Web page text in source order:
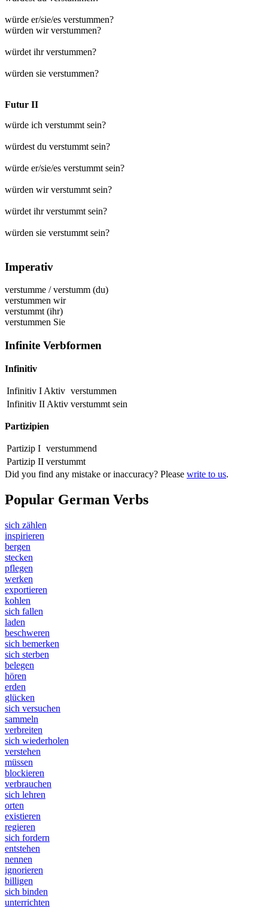
würde er/sie/es verstummen?
würden wir verstummen?
würdet ihr verstummen?
würden sie verstummen?
Futur II
würde ich verstummt sein?
würdest du verstummt sein?
würde er/sie/es verstummt sein?
würden wir verstummt sein?
würdet ihr verstummt sein?
würden sie verstummt sein?
Imperativ
verstumme /verstumm (du)
verstummen wir
verstummt (ihr)
verstummen Sie
Infinite Verbformen
Infinitiv
Infinitiv I Aktiv verstummen
Infinitiv II Aktiv verstummt sein
Partizipien
Partizip I verstummend
Partizip II verstummt
Did you find any mistake or inaccuracy? Please write to us.
Popular German Verbs
sich zählen
inspirieren
bergen
stecken
pflegen
werken
exportieren
kohlen
sich fallen
laden
beschweren
sich bemerken
sich sterben
belegen
hören
erden
glücken
sich versuchen
sammeln
verbreiten
sich wiederholen
verstehen
müssen
blockieren
verbrauchen
sich lehren
orten
existieren
regieren
sich fordern
entstehen
nennen
ignorieren
billigen
sich binden
unterrichten